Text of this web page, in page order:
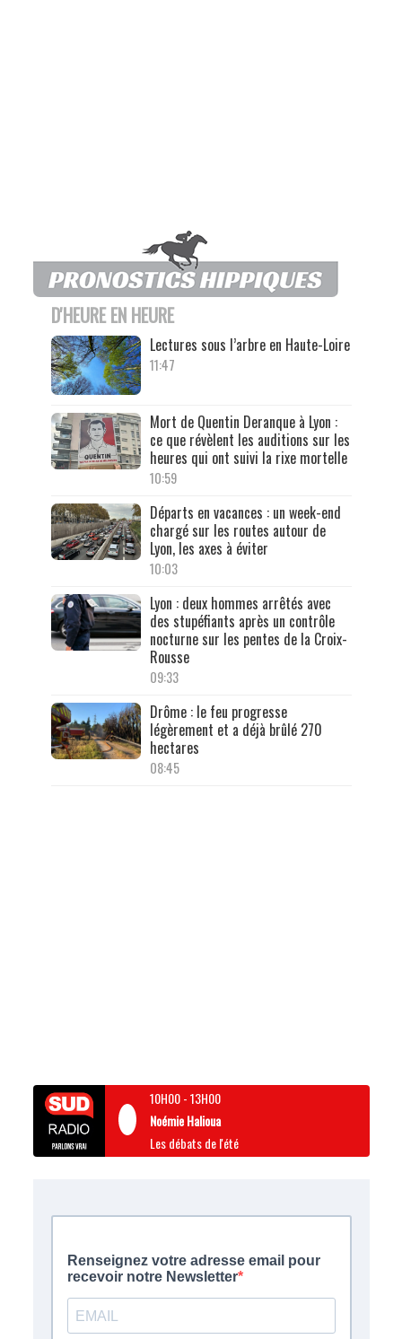
D'HEURE EN HEURE
Lectures sous l’arbre en Haute-Loire
11:47
Mort de Quentin Deranque à Lyon :
ce que révèlent les auditions sur les
heures qui ont suivi la rixe mortelle
10:59
Départs en vacances : un week-end
chargé sur les routes autour de
Lyon, les axes à éviter
10:03
Lyon : deux hommes arrêtés avec
des stupéfiants après un contrôle
nocturne sur les pentes de la Croix-
Rousse
09:33
Drôme : le feu progresse
légèrement et a déjà brûlé 270
hectares
08:45
10H00-13H00
Noémie Halioua
Les débats de l'été